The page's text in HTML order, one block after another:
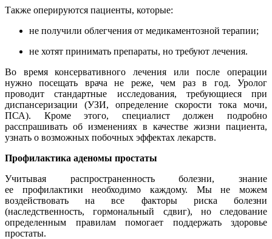
Также оперируются пациенты, которые:
не получили облегчения от медикаментозной терапии;
не хотят принимать препараты, но требуют лечения.
Во время консервативного лечения или после операции
нужно посещать врача не реже, чем раз в год. Уролог
проводит стандартные исследования, требующиеся при
диспансеризации (УЗИ, определение скорости тока мочи,
ПСА). Кроме этого, специалист должен подробно
расспрашивать об изменениях в качестве жизни пациента,
узнать о возможных побочных эффектах лекарств.
Профилактика аденомы простаты
Учитывая распространенность болезни, знание
ее профилактики необходимо каждому. Мы не можем
воздействовать на все факторы риска болезни
(наследственность, гормональный сдвиг), но следование
определенным правилам помогает поддержать здоровье
простаты.